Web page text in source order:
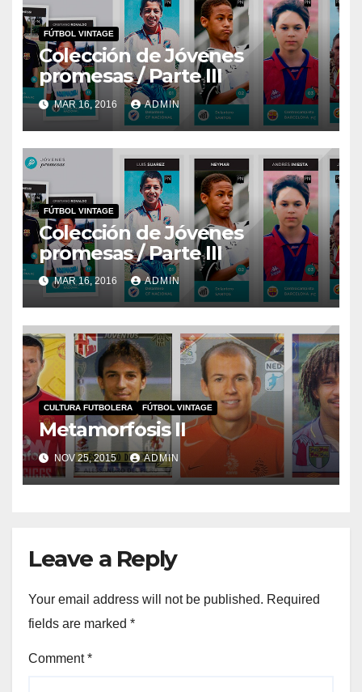
FÚTBOL VINTAGE
Colección de Jóvenes
promesas / Parte III
MAR 16, 2016 ADMIN
FÚTBOL VINTAGE
Colección de Jóvenes
promesas / Parte III
MAR 16, 2016 ADMIN
CULTURA FUTBOLERA FÚTBOL VINTAGE
Metamorfosis II
NOV 25, 2015 ADMIN
Leave a Reply
Your email address will not be published. Required
fields are marked *
Comment*